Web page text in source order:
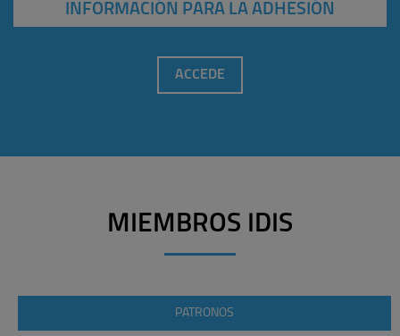
INFORMACIÓN PARA LA ADHESIÓN
ACCEDE
MIEMBROS IDIS
PATRONOS